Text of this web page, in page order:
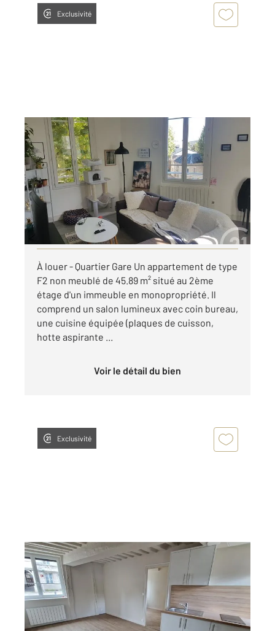
Exclusivité
ROUEN 76
45,89 m2 , 2 pièces
Ref : 8260
Appartement F2 à louer
590 €
par mois charges comprises
Visiter le site dédié
À louer - Quartier Gare Un appartement de type
F2 non meublé de 45.89 m² situé au 2ème
étage d'un immeuble en monopropriété. Il
comprend un salon lumineux avec coin bureau,
une cuisine équipée (plaques de cuisson,
hotte aspirante ...
Voir le détail du bien
Exclusivité
ROUEN 76
26,46 m2, 2 pièces
Ref : 8263
Appartement F2 à louer
508 €